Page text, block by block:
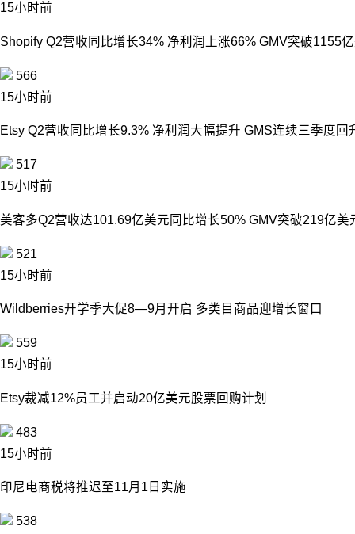
15小时前
Shopify Q2营收同比增长34% 净利润上涨66% GMV突破1155
566
15小时前
Etsy Q2营收同比增长9.3% 净利润大幅提升 GMS连续三季度回
517
15小时前
美客多Q2营收达101.69亿美元同比增长50% GMV突破219亿美
521
15小时前
Wildberries开学季大促8—9月开启 多类目商品迎增长窗口
559
15小时前
Etsy裁减12%员工并启动20亿美元股票回购计划
483
15小时前
印尼电商税将推迟至11月1日实施
538